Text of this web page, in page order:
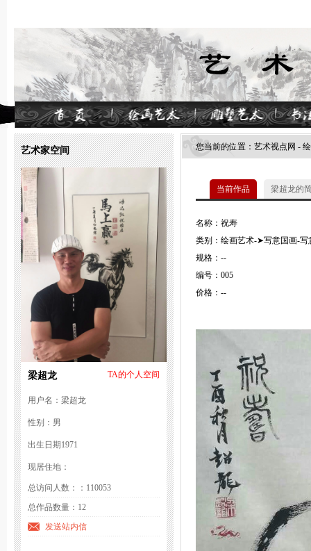
艺术家空间
梁超龙 TA的个人空间
用户名：梁超龙
性别：男
出生日期1971
现居住地：
总访问人数：：110053
总作品数量：12
发送站内信
您当前的位置： 艺术视点网 -
当前作品 梁超龙的
名称：祝寿
类别：绘画艺术-➤写意国画-写
规格：--
编号：005
价格：--